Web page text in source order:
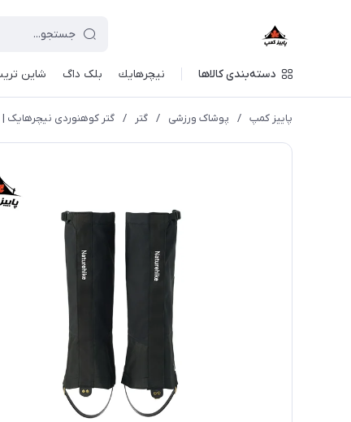
دسته‌بندی کالاها نيچرهايك بلک داگ شاین
پاییز کمپ / پوشاک ورزشی / گتر / گتر کوهنوردی نیچرهایک | CNK2450DS011